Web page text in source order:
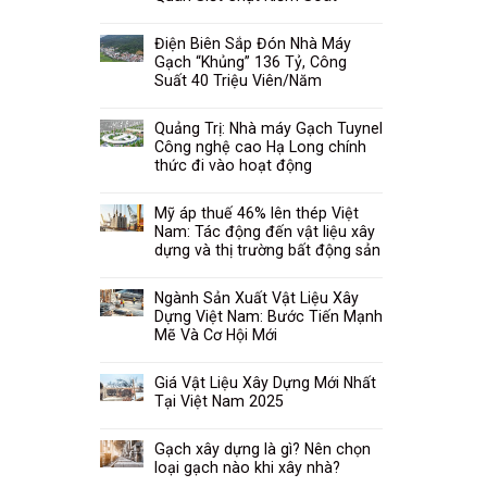
Điện Biên Sắp Đón Nhà Máy
Gạch “Khủng” 136 Tỷ, Công
Suất 40 Triệu Viên/Năm
Quảng Trị: Nhà máy Gạch Tuynel
Công nghệ cao Hạ Long chính
thức đi vào hoạt động
Mỹ áp thuế 46% lên thép Việt
Nam: Tác động đến vật liệu xây
dựng và thị trường bất động sản
Ngành Sản Xuất Vật Liệu Xây
Dựng Việt Nam: Bước Tiến Mạnh
Mẽ Và Cơ Hội Mới
Giá Vật Liệu Xây Dựng Mới Nhất
Tại Việt Nam 2025
Gạch xây dựng là gì? Nên chọn
loại gạch nào khi xây nhà?